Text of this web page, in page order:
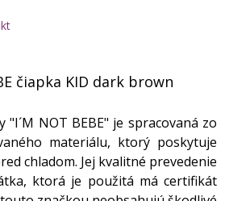
čiapka KID dark brown
"I´M NOT BEBE" je spracovaná zo
materiálu, ktorý poskytuje
chladom. Jej kvalitné prevedenie
ktorá je použitá má certifikát